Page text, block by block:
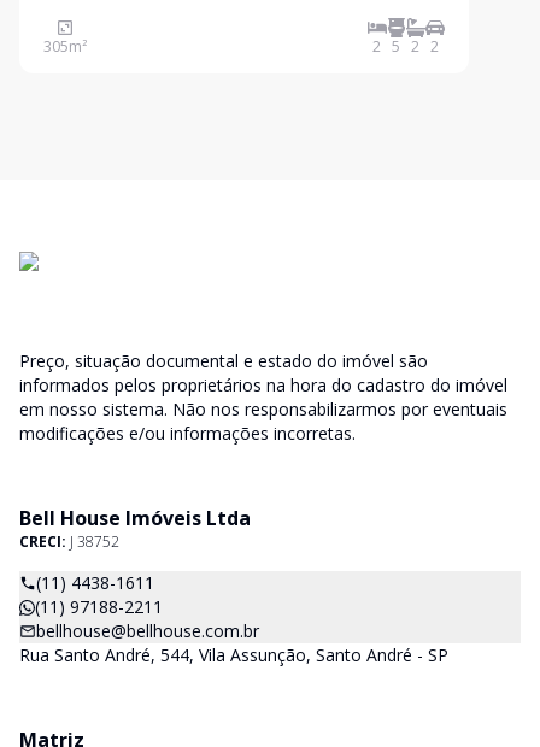
com teto de vidro, Cozinha, Quarto e banheiro
empregada, Quintal, Lavanderia com armário (
305m² 2 5 2 2
Preço, situação documental e estado do imóvel são
informados pelos proprietários na hora do cadastro do imóvel
em nosso sistema. Não nos responsabilizarmos por eventuais
modificações e/ou informações incorretas.
Bell House Imóveis Ltda
CRECI: J 38752
(11) 4438-1611
(11) 97188-2211
bellhouse@bellhouse.com.br
Rua Santo André, 544, Vila Assunção, Santo André - SP
Matriz